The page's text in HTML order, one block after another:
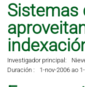
Sistemas
Investigador principal:
Duración :
1-nov-2006 ao